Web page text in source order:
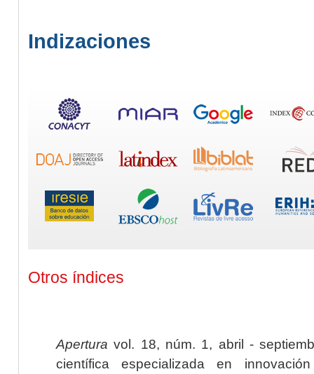
Indizaciones
Otros índices
Apertura vol. 18, núm. 1, abril -
científica especializada en